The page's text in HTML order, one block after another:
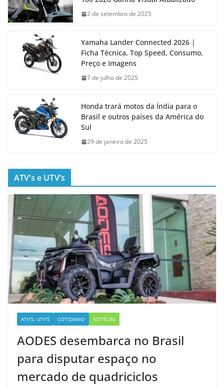
2 de setembro de 2025
Yamaha Lander Connected 2026 |
Ficha Técnica, Top Speed, Consumo,
Preço e Imagens
7 de julho de 2025
Honda trará motos da Índia para o
Brasil e outros países da América do
Sul
29 de janeiro de 2025
ATV’s e UTV’s
ATV'S, UTV'S COTIDIANO NOTÍCIAS
AODES desembarca no Brasil
para disputar espaço no
mercado de quadriciclos